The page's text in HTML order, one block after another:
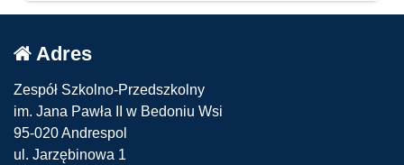
Adres
Zespół Szkolno-Przedszkolny
im. Jana Pawła II w Bedoniu Wsi
95-020 Andrespol
ul. Jarzębinowa 1